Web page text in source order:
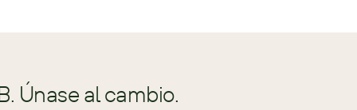
Únase al cambio.